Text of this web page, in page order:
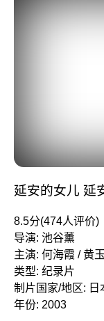
延安的女儿 延
8.5分(474人评价)
导演: 池谷薰
主演: 何海霞 / 黄
类型: 纪录片
制片国家/地区: 日
年份: 2003